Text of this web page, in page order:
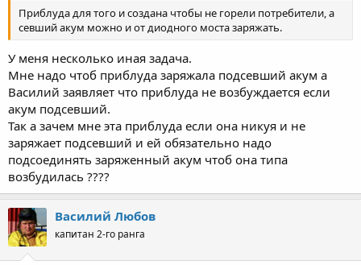
Приблуда для того и создана чтобы не горели потребители, а
севший акум можно и от диодного моста заряжать.
У меня несколько иная задача.
Мне надо чтоб приблуда заряжала подсевший акум а
Василий заявляет что приблуда не возбуждается если
акум подсевший.
Так а зачем мне эта приблуда если она никуя и не
заряжает подсевший и ей обязательно надо
подсоединять заряженный акум чтоб она типа
возбудилась ????
Василий Любов
капитан 2-го ранга